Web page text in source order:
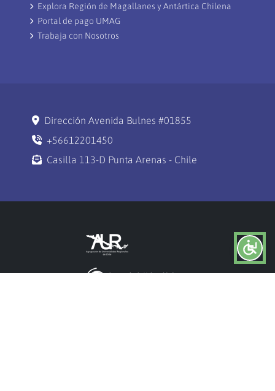
Explora Región de Magallanes y Antártica Chilena
Portal de pago UMAG
Trabaja con Nosotros
Dirección Avenida Bulnes #01855
+56612201450
Casilla 113-D Punta Arenas - Chile